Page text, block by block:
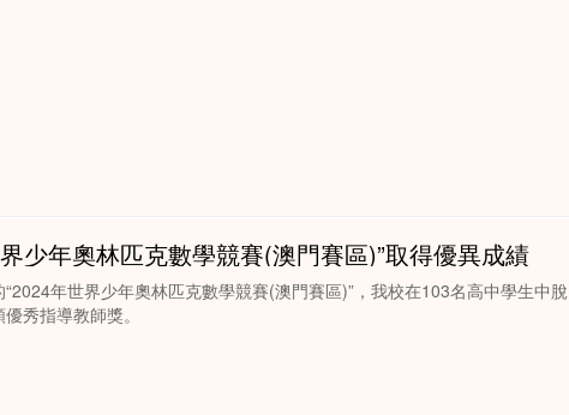
少年奧林匹克數學競賽(澳門賽區)”取得優異成績
年世界少年奧林匹克數學競賽(澳門賽區)”，我校在103名高中學生中脫
秀指導教師獎。